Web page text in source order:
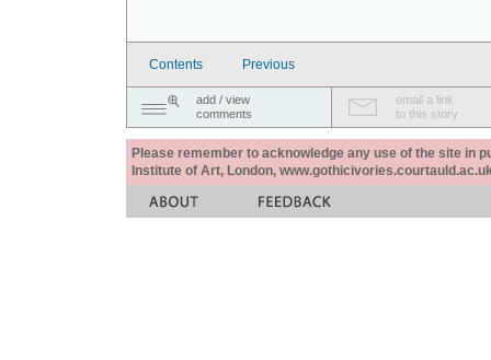
Contents Previous
add / view
comments
email a link
to this story
Please remember to acknowledge any use of the site in
Institute of Art, London,